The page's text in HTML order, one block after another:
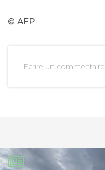
© AFP
Ecrire un commentaire